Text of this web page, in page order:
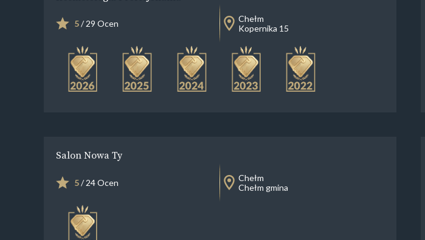
5/ 29 Ocen
Chełm
Kopernika 15
Salon Nowa Ty
5/ 24 Ocen
Chełm
Chełm gmina